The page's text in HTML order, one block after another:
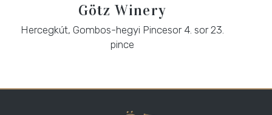
Götz Winery
Hercegkút, Gombos-hegyi Pincesor 4. sor 23.
pince